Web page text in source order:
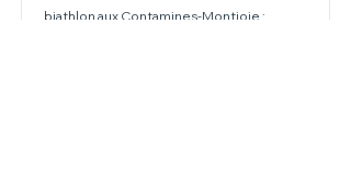
biathlon aux Contamines-Montjoie :